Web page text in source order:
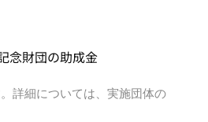
念財団の助成金
詳細については、実施団体の